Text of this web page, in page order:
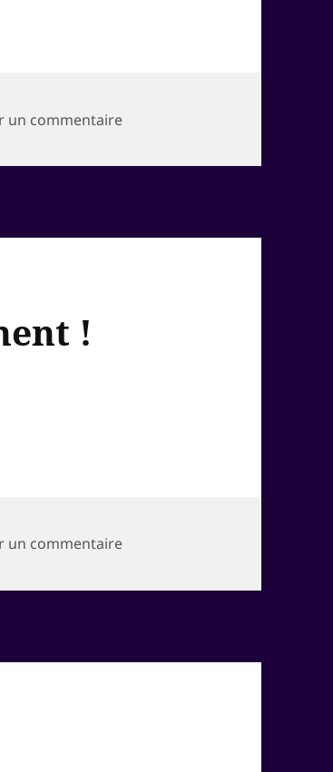
un commentairesur MACRONIBUS
!
un commentairesur Gare des Projets radinent !